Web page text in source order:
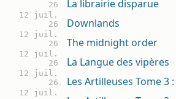
26
La librairie disparue
12 juil.
26
Downlands
12 juil.
26
The midnight order
12 juil.
26
La Langue des vipères
12 juil.
26
Les Artilleuses Tome 3
12 juil.